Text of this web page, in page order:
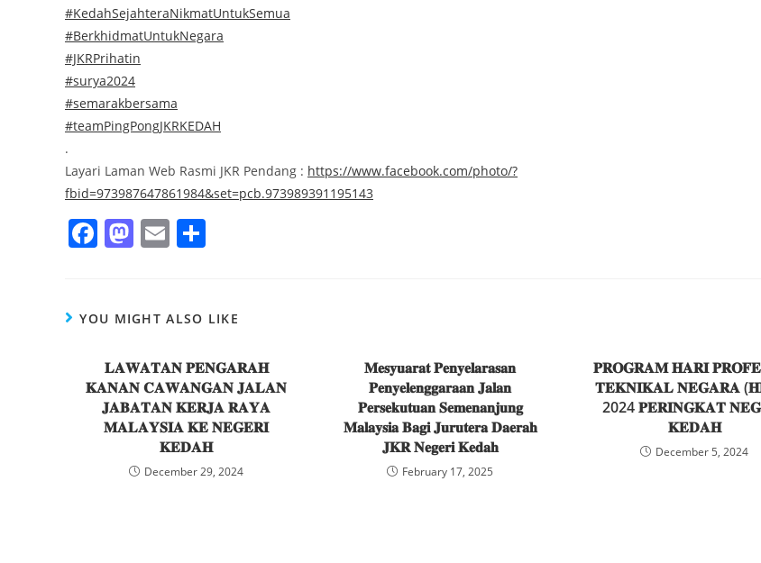
#KedahSejahteraNikmatUntukSemua
#BerkhidmatUntukNegara
#JKRPrihatin
#surya2024
#semarakbersama
#teamPingPongJKRKEDAH
.
Layari Laman Web Rasmi JKR Pendang : https://www.facebook.com/photo/?
fbid=973987647861984&set=pcb.973989391195143
F
a
e
o
o
k
M
a
o
o
n
E
m
l e
YOU MIGHT ALSO LIKE
𝐋𝐀𝐖𝐀𝐓𝐀𝐍 𝐏𝐄𝐍𝐆𝐀𝐑𝐀𝐇
𝐊𝐀𝐍𝐀𝐍 𝐂𝐀𝐖𝐀𝐍𝐆𝐀𝐍 𝐉𝐀𝐋𝐀𝐍
𝐉𝐀𝐁𝐀𝐓𝐀𝐍 𝐊𝐄𝐑𝐉𝐀 𝐑𝐀𝐘𝐀
𝐌𝐀𝐋𝐀𝐘𝐒𝐈𝐀 𝐊𝐄 𝐍𝐄𝐆𝐄𝐑𝐈
𝐊𝐄𝐃𝐀𝐇
December 29, 2024
𝐌𝐞𝐬𝐲𝐮𝐚𝐫𝐚𝐭 𝐏𝐞𝐧𝐲𝐞𝐥𝐚𝐫𝐚𝐬𝐚𝐧
𝐏𝐞𝐧𝐲𝐞𝐥𝐞𝐧𝐠𝐠𝐚𝐫𝐚𝐚𝐧 𝐉𝐚𝐥𝐚𝐧
𝐏𝐞𝐫𝐬𝐞𝐤𝐮𝐭𝐮𝐚𝐧 𝐒𝐞𝐦𝐞𝐧𝐚𝐧𝐣𝐮𝐧𝐠
𝐌𝐚𝐥𝐚𝐲𝐬𝐢𝐚 𝐁𝐚𝐠𝐢 𝐉𝐮𝐫𝐮𝐭𝐞𝐫𝐚 𝐃𝐚𝐞𝐫𝐚𝐡
𝐉𝐊𝐑 𝐍𝐞𝐠𝐞𝐫𝐢 𝐊𝐞𝐝𝐚𝐡
February 17, 2025
𝐏𝐑𝐎𝐆𝐑𝐀𝐌 𝐇𝐀𝐑𝐈
𝐓𝐄𝐊𝐍𝐈𝐊𝐀𝐋 𝐍𝐄𝐆𝐀𝐑𝐀
2024 𝐏𝐄𝐑𝐈𝐍𝐆𝐊𝐀𝐓
𝐊𝐄𝐃𝐀𝐇
December 5, 2024